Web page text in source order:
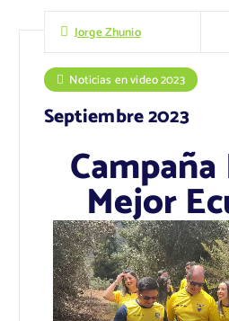
Jorge Zhunio
Noticias en video 2023
Septiembre 2023
Mejor